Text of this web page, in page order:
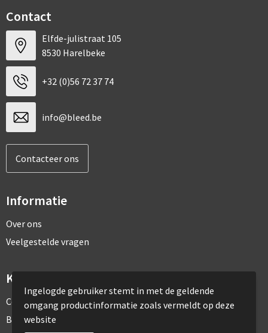
Contact
Elfde-julistraat 105
8530 Harelbeke
+32 (0)56 72 37 74
info@bleed.be
Contacteer ons
Informatie
Over ons
Veelgestelde vragen
Klantenservice
Contact
Bestelling & Bezorging
Ingelogde gebruiker stemt in met de geldende
omgang productinformatie zoals vermeldt op deze
website